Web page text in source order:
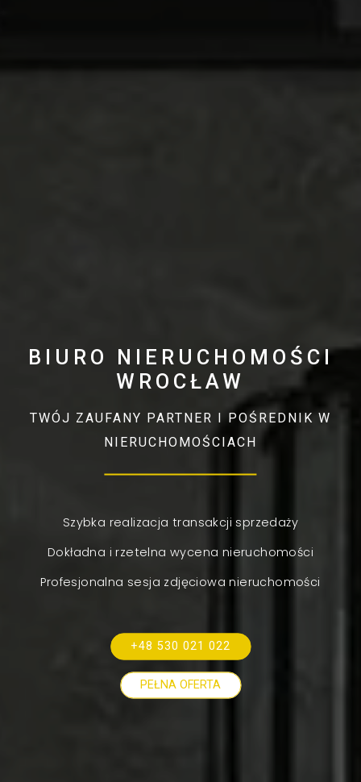
BIURO NIERUCHOMOŚCI
WROCŁAW
TWÓJ ZAUFANY PARTNER I POŚREDNIK W
NIERUCHOMOŚCIACH
Szybka realizacja transakcji sprzedaży
Dokładna i rzetelna wycena nieruchomości
Profesjonalna sesja zdjęciowa nieruchomości
+48 530 021 022
PEŁNA OFERTA